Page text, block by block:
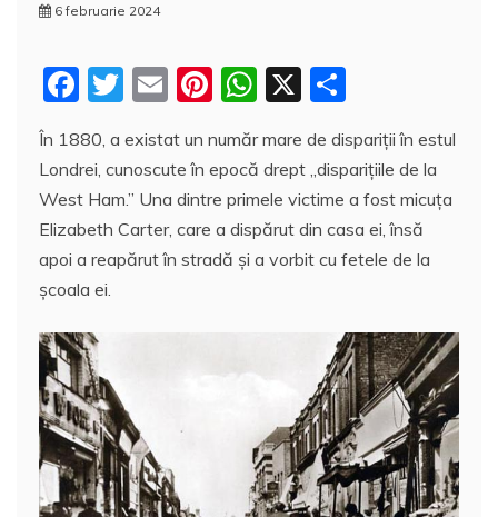
6 februarie 2024
F
c
e
b
o
o
k
T
itt
er
E
ai
l
Pi
nt
er
e
st
W
at
s
A
p
X
rt
aj
e
a
ă
În 1880, a existat un număr mare de dispariții în estul
Londrei, cunoscute în epocă drept „disparițiile de la
West Ham.” Una dintre primele victime a fost micuţa
Elizabeth Carter, care a dispărut din casa ei, însă
apoi a reapărut în stradă și a vorbit cu fetele de la
şcoala ei.